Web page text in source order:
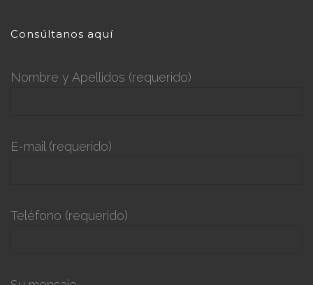
Consúltanos aquí
Nombre y Apellidos (requerido)
E-mail (requerido)
Teléfono (requerido)